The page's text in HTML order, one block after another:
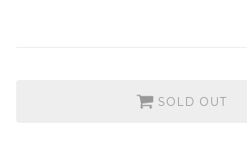
SOLD OUT